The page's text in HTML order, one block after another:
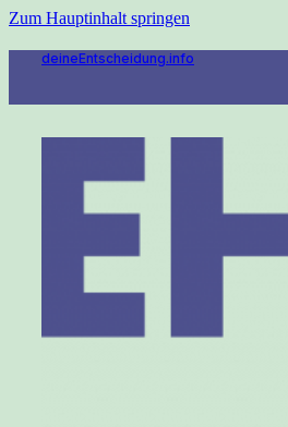
Zum Hauptinhalt springen
deineEntscheidung.info